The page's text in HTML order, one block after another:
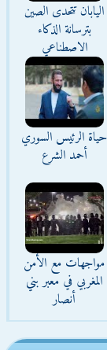
اليابان تتحدى الصين
بترسانة الذكاء
الاصطناعي
حياة الرئيس السوري
أحمد الشرع
مواجهات مع الأمن
المغربي في معبر بني
أنصار